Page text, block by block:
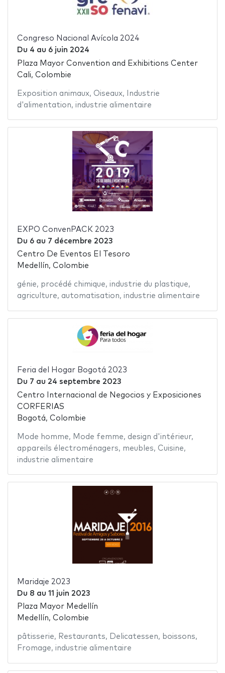
Congreso Nacional Avícola 2024
Du 4 au 6 juin 2024
Plaza Mayor Convention and Exhibitions Center
Cali, Colombie
Exposition animaux, Oiseaux,
Industrie
d'alimentation, industrie alimentaire
EXPO ConvenPACK 2023
Du 6au 7 décembre 2023
Centro De Eventos El Tesoro
Medellín, Colombie
génie, procédé chimique, industrie du plastique,
agriculture, automatisation, industrie alimentaire
Feria del Hogar Bogotá 2023
Du 7 au 24 septembre 2023
Centro Internacional de Negocios y Exposiciones
CORFERIAS
Bogotá, Colombie
Mode homme, Mode femme, design d'intérieur,
appareils électroménagers, meubles, Cuisine,
industrie alimentaire
Maridaje 2023
Du 8 au 11 juin 2023
Plaza Mayor Medellín
Medellín, Colombie
pâtisserie, Restaurants, Delicatessen, boissons,
Fromage, industrie alimentaire